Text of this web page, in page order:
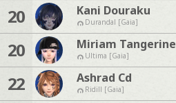
20 Kani Douraku
Durandal [Gaia]
20 Miriam Tangerine
Ultima [Gaia]
22 Ashrad Cd
Ridill [Gaia]